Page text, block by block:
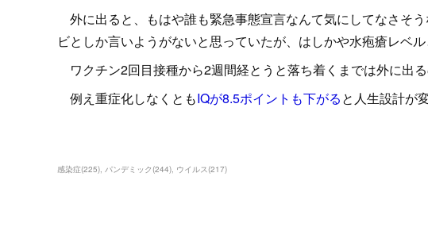
外に出ると、もはや誰も緊急事態宣言なんて気にしてなさそ
ビとしか言いようがないと思っていたが、はしかや水疱瘡レベル
ワクチン2回目接種から2週間経とうと落ち着くまでは外に出る
例え重症化しなくともIQが8.5ポイントも下がると人生設計が
感染症(225) パンデミック(244) ウイルス(217)